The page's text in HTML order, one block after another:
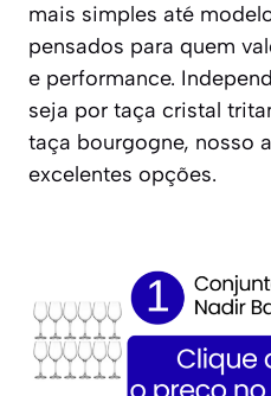
mais simples até
pensados para quem
e performance.
seja por taça cristal
taça bourgogne, nosso
excelentes opções.